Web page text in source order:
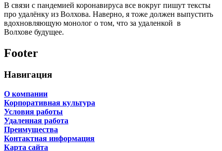
В связи с пандемией коронавируса все вокруг пишут тексты
про удалёнку из Волхова. Наверно, я тоже должен выпустить
вдохновляющую монолог о том, что за удаленкой в
Волхове будущее.
Footer
Навигация
О компании
Корпоративная культура
Условия работы
Удаленная работа
Преимущества
Контактная информация
Карта сайта